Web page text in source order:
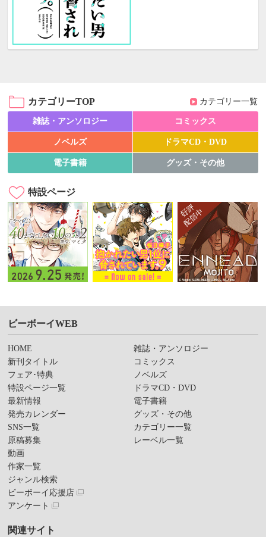
カテゴリーTOP カテゴリー一覧
雑誌・アンソロジー コミックス
ノベルズ ドラマCD・DVD
電子書籍 グッズ・その他
特設ページ
ビーボーイWEB
HOME
新刊タイトル
フェア･特典
特設ページ一覧
最新情報
発売カレンダー
SNS一覧
原稿募集
動画
作家一覧
ジャンル検索
ビーボーイ応援店
アンケート
雑誌・アンソロジー
コミックス
ノベルズ
ドラマCD・DVD
電子書籍
グッズ・その他
カテゴリー一覧
レーベル一覧
関連サイト